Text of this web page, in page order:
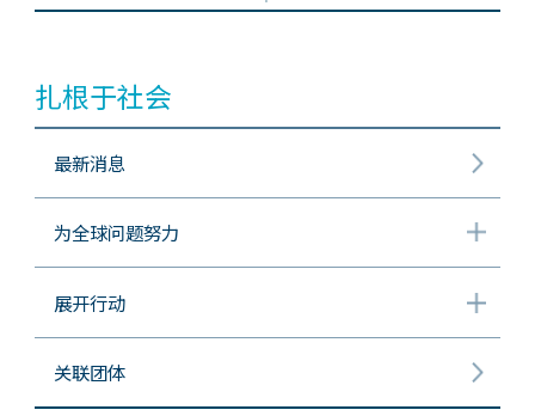
扎根于社会
最新消息
为全球问题努力
展开行动
关联团体